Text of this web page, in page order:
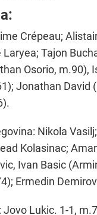
Crépeau;
Laryea; Tajon
Osorio, m.90),
Jonathan David
Nikola
Kolasinac;
Ivan Basic
Ermedin
Jovo Lukic. 1-1,